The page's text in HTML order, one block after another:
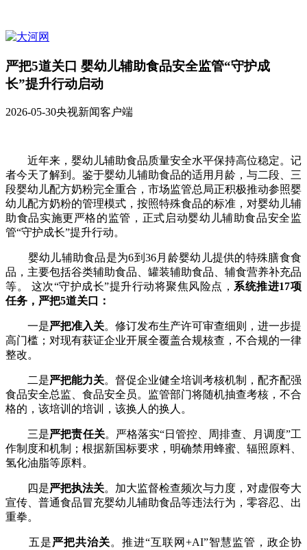
严把5道关口 婴幼儿辅助食品安全监管“守护成
长”提升行动启动
2026-05-30央视新闻客户端
近年来，婴幼儿辅助食品质量安全水平保持高位稳定。记
者今天了解到。鉴于婴幼儿辅助食品的适用月龄，与二段、三
段婴幼儿配方奶粉完全重合，市场监管总局正积极推动参照婴
幼儿配方奶粉的管理模式，按照特殊食品的标准，对婴幼儿辅
助食品实施更严格的监管，正式启动婴幼儿辅助食品安全监
管“守护成长”提升行动。
婴幼儿辅助食品是为6到36月龄婴幼儿提供的特殊膳食食
品，主要包括谷类辅助食品、罐装辅助食品、辅食营养补充品
等。 这次“守护成长”提升行动将聚焦风险点，系统推进17项
任务，严把5道关口：
一是严把准入关。修订发布生产许可审查细则，进一步提
高门槛；对现有获证企业开展全覆盖合规核查，不合规的一律
整改。
二是严把能力关。督促企业健全培训考核机制，配齐配强
食品安全总监、食品安全员。监管部门将随机抽查考核，不合
格的，该培训的培训，该换人的换人。
三是严把责任关。严格落实“日管控、周排查、月调度”工
作制度和机制；根据新国标要求，明确禁用蜂蜜、辐照原料、
氢化油脂等原料。
四是严把执法关。加大监督检查频次与力度，对虚假夸大
宣传、普通食品冒充婴幼儿辅助食品等违法行为，零容忍、出
重拳。
五是严把共治关。推进“互联网+AI”智慧监管，政企协